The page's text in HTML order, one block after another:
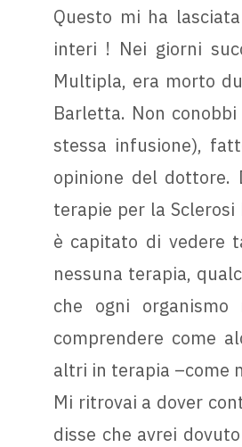
Questo mi ha
interi ! Nei giorni
Multipla, era morto
Barletta. Non
stessa infusione),
opinione del dottore.
terapie per la
è capitato di vedere
nessuna terapia,
che ogni
comprendere come
altri in terapia –come
Mi ritrovai a dover
disse che avrei